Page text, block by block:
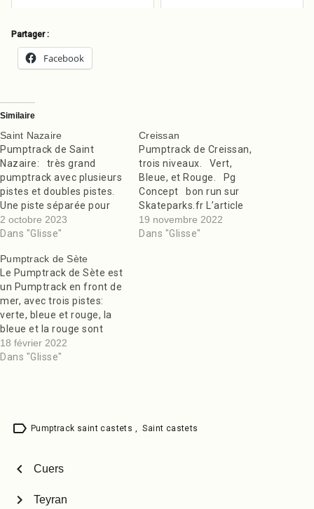
Partager :
Facebook
Similaire
Saint Nazaire
Pumptrack de Saint
Nazaire: très grand
pumptrack avec plusieurs
pistes et doubles pistes.
Une piste séparée pour
les débutants. Deux
grandes pistes pour les
certains points offrant
une possibilité
d’évolutions multiples.
Ce pumptrack est en
extérieur, en enrobé
bitumineux et en accès
gratuit.…
2 octobre 2023
Dans "Glisse"
Creissan
Pumptrack de Creissan,
trois niveaux. Vert,
Bleue, et Rouge. Pg
Concept bon run sur
Skateparks.fr L’article
Creissan est apparu en
premier sur Des Bons
19 novembre 2022
Dans "Glisse"
Pumptrack de Sète
Le Pumptrack de Sète est
un Pumptrack en front de
mer, avec trois pistes:
verte, bleue et rouge, la
bleue et la rouge sont
mélangés. Il y a un
parking, et la plage est
des…
18 février 2022
Dans "Glisse"
label Pumptrack saint castets , Saint castets
chevron_left Cuers
Teyran
chevron_right